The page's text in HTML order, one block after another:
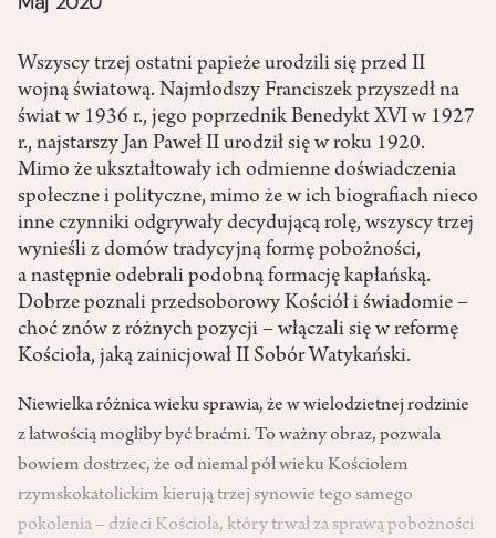
Wszyscy trzej ostatni papieże urodzili się przed II
wojną światową. Najmłodszy Franciszek przyszedł na
świat w 1936 r., jego poprzednik Benedykt XVI w 1927
r., najstarszy Jan Paweł II urodził się w roku 1920.
Mimo że ukształtowały ich odmienne doświadczenia
społeczne i polityczne, mimo że w ich biografiach nieco
inne czynniki odgrywały decydującą rolę, wszyscy trzej
wynieśli z domów tradycyjną formę pobożności,
a następnie odebrali podobną formację kapłańską.
Dobrze poznali przedsoborowy Kościół i świadomie –
choć znów z różnych pozycji – włączali się w reformę
Kościoła, jaką zainicjował II Sobór Watykański.
Niewielka różnica wieku sprawia, że w wielodzietnej rodzinie
z łatwością mogliby być braćmi. To ważny obraz, pozwala
bowiem dostrzec, że od niemal pół wieku Kościołem
rzymskokatolickim kierują trzej synowie tego samego
pokolenia – dzieci Kościoła, który trwał za sprawą pobożności